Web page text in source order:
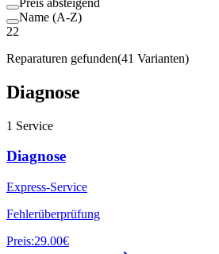
Name (A-Z)
22
Reparaturen gefunden(41 Varianten)
Diagnose
1 Service
Diagnose
Express-Service
Fehlerüberprüfung
Preis:29.00€